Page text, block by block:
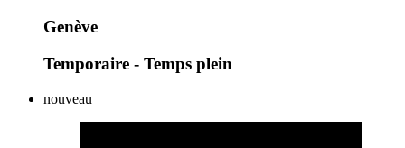
Genève
Temporaire - Temps plein
nouveau